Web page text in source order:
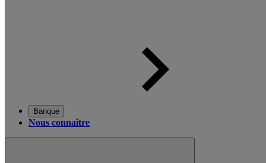
Banque
Nous connaître